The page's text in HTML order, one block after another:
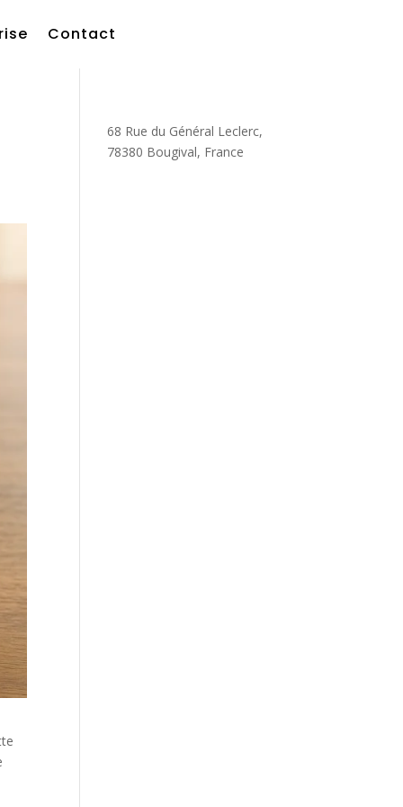
Contact
68 Rue du Général Leclerc,
78380 Bougival, France